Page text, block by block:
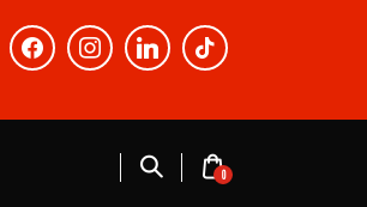
facebook instagramlinkedin tiktok
0